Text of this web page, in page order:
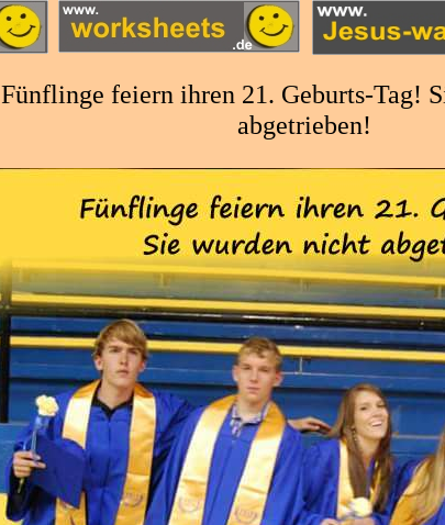
Fünflinge feiern ihren 21. Geburts-Tag!
abgetrieben!